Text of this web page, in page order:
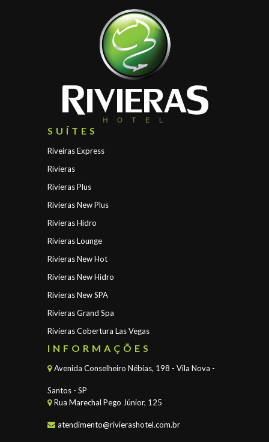
SUÍTES
Riveiras Express
Rivieras
Rivieras Plus
Rivieras New Plus
Rivieras Hidro
Rivieras Lounge
Rivieras New Hot
Rivieras New Hidro
Rivieras New SPA
Rivieras Grand Spa
Rivieras Cobertura Las Vegas
INFORMAÇÕES
Avenida Conselheiro Nébias, 198 - Vila Nova -
Santos - SP
Rua Marechal Pego Júnior, 125
atendimento@rivierashotel.com.br